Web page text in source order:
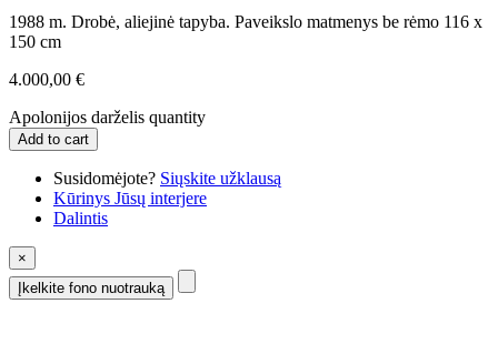
1988 m. Drobė, aliejinė tapyba. Paveikslo matmenys be rėmo 116 x
150 cm
4.000,00 €
Apolonijos darželis quantity
Add to cart
Susidomėjote? Siųskite užklausą
Kūrinys Jūsų interjere
Dalintis
×
Įkelkite fono nuotrauką